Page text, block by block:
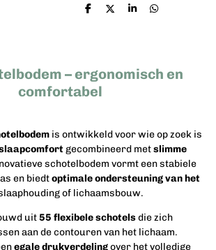
D
D
S
D
– ergonomisch en
comfortabel
is ontwikkeld voor wie op zoek is
gecombineerd metslimme
schotelbodem vormt een stabiele
en biedtoptimale ondersteuning van het
of lichaamsbouw.
uit55 flexibele schotelsdie zich
aan de contouren van het lichaam.
egale drukverdelingover het volledige